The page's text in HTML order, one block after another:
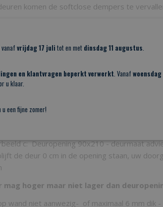
komen de softclose dempers te
a: Deuropening 90x210 - deurmaat
de deur 10,2cm in de opening staan, uw
79,8cm
b: Deuropening 90x210 - deurmaat
de deur 6 cm in de opening staan, uw
c: Deuropening 90x210 - deurmaat
de deur 0 cm in de opening staan, uw
mag hoger maar niet lager dan
wand niet aanwezig- of maximaal 6 mm dik
vrijdag 17 juli tot en met dinsdag 11 augustus.
en klantvragen beperkt verwerkt. Vanaf woensdag
u klaar.
een fijne zomer!